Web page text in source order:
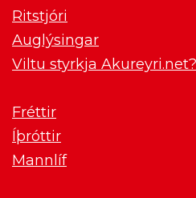
Ritstjóri
Auglýsingar
Viltu styrkja Akureyri.net?
Fréttir
Íþróttir
Mannlíf